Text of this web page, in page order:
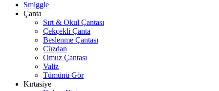
Smiggle
Çanta
Sırt & Okul Çantası
Çekçekli Çanta
Beslenme Çantası
Cüzdan
Omuz Çantası
Valiz
Tümünü Gör
Kırtasiye